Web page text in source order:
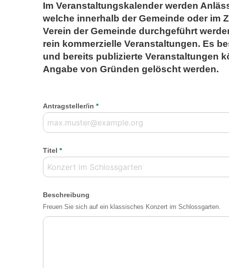
Im Veranstaltungskalender werden
welche innerhalb der Gemeinde oder im
Verein der Gemeinde durchgeführt
rein kommerzielle Veranstaltungen. Es
und bereits publizierte Veranstaltungen
Angabe von Gründen gelöscht werden.
Antragsteller/in *
Titel *
Beschreibung
Freuen Sie sich auf ein klassisches Konzert im Schlossgarten.